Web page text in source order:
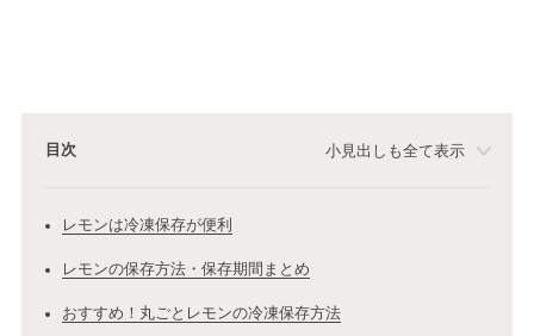
目次 小見出しも全て表示
レモンは冷凍保存が便利
レモンの保存方法・保存期間まとめ
おすすめ！丸ごとレモンの冷凍保存方法